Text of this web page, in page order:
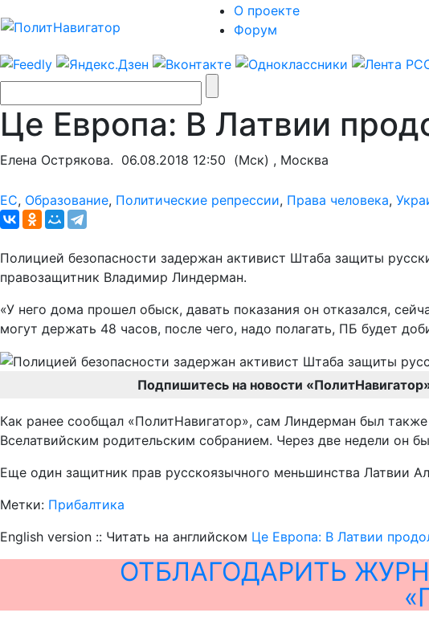
О проекте
Форум
Це Европа: В Латвии
Елена Острякова. 06.08.2018 12:50 (Мск) , Москва
ЕС, Образование, Политические репрессии, Права человека,
Полицией безопасности задержан активист Штаба защиты
правозащитник Владимир Линдерман.
«У него дома прошел обыск, давать показания он отказался,
могут держать 48 часов, после чего, надо полагать, ПБ будет
Подпишитесь на новости
Как ранее сообщал «ПолитНавигатор», сам Линдерман был
Вселатвийским родительским собранием. Через две недели он
Еще один защитник прав русскоязычного меньшинства Латвии
Метки: Прибалтика
English version :: Читать на английском Це Европа: В Латвии
ОТБЛАГОДАРИТЬ